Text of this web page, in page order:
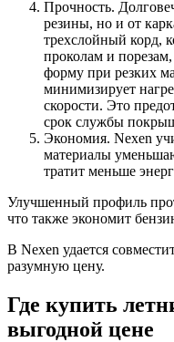
Прочность.
резины, но и от
трехслойный корд,
проколам и
форму при резких
минимизирует
скорости. Это
срок службы
Экономия. Nexen
материалы
тратит меньше
Улучшенный профиль
что также экономит
В Nexen удается
разумную цену.
Где купить
выгодной цене